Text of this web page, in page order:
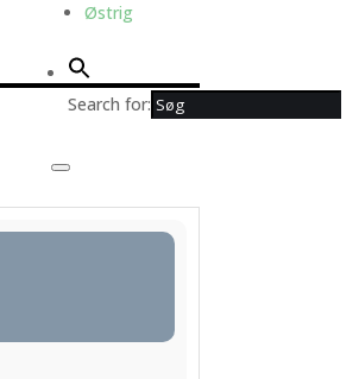
Østrig
Search for: